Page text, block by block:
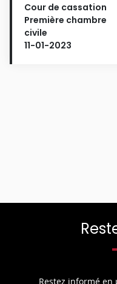
Cour de cassation
Première chambre
civile
11-01-2023
Restez informé